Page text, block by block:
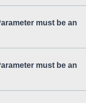
must be an
must be an